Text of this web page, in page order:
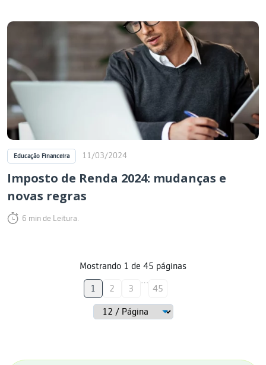
Educação Financeira 11/03/2024
Imposto de Renda 2024: mudanças e
novas regras
6 min de Leitura.
Mostrando 1 de 45 páginas
1 2 3
…
45